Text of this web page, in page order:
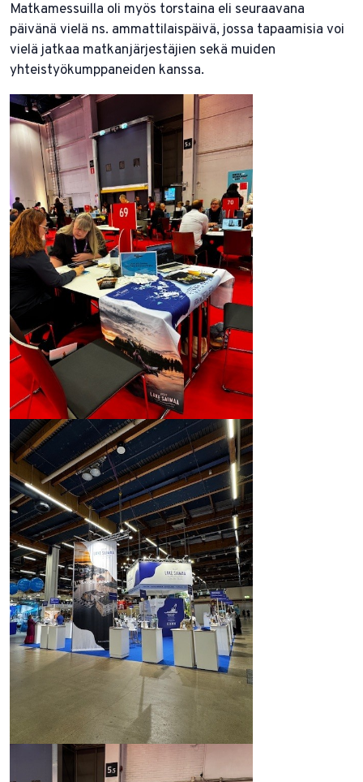
Matkamessuilla oli myös torstaina eli seuraavana
päivänä vielä ns. ammattilaispäivä, jossa tapaamisia voi
vielä jatkaa matkanjärjestäjien sekä muiden
yhteistyökumppaneiden kanssa.